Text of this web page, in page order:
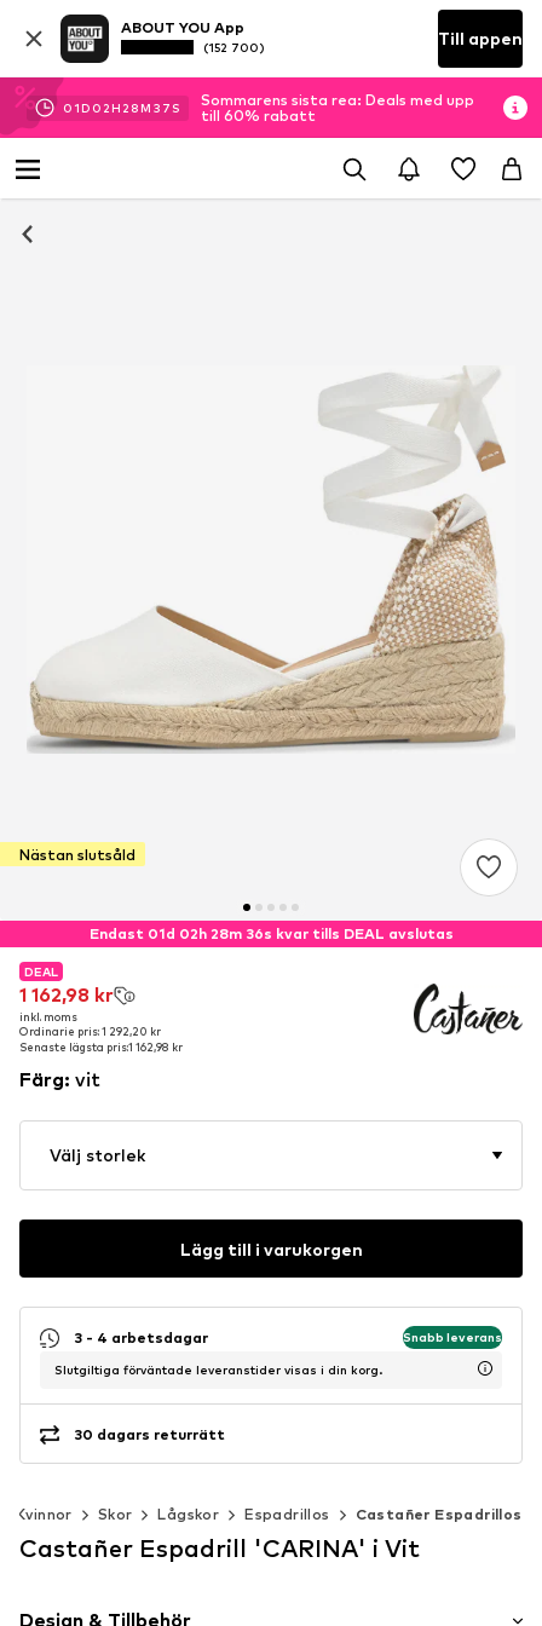
ABOUT YOU App
(152 700) Till appen
01D 02H 28M 36 S
Sommarens sista rea: Deals med upp
till 60% rabatt
Nästan slutsåld
Endast 01d 02h 28m 35s kvar tills DEAL avslutas
DEAL
1 162,98 kr
inkl. moms
Ordinarie pris: 1 292,20 kr
Senaste lägsta pris:1 162,98 kr
DEAL
1 162,98 kr
inkl. moms
Ordinarie pris: 1 292,20 kr
Senaste lägsta pris:1 162,98 kr
Färg: vit
Välj storlek
Lägg till i varukorgen
3 - 4 arbetsdagar Snabb leverans
Slutgiltiga förväntade leveranstider visas i din korg.
30 dagars returrätt
Kvinnor Skor Lågskor Espadrillos Castañer Espadrillos
Castañer Espadrill 'CARINA' i Vit
Design & Tillbehör